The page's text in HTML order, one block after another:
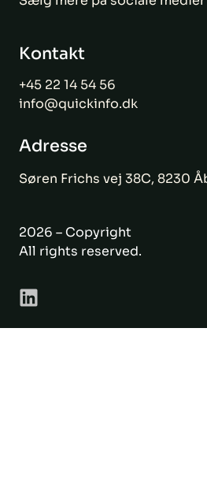
Kontakt
+45 22 14 54 56
info@quickinfo.dk
Adresse
Søren Frichs vej 38C, 8230
2026 – Copyright
All rights reserved.